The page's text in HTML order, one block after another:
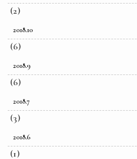
(2)
2018.10
(6)
2018.9
(6)
2018.7
(3)
2018.6
(1)